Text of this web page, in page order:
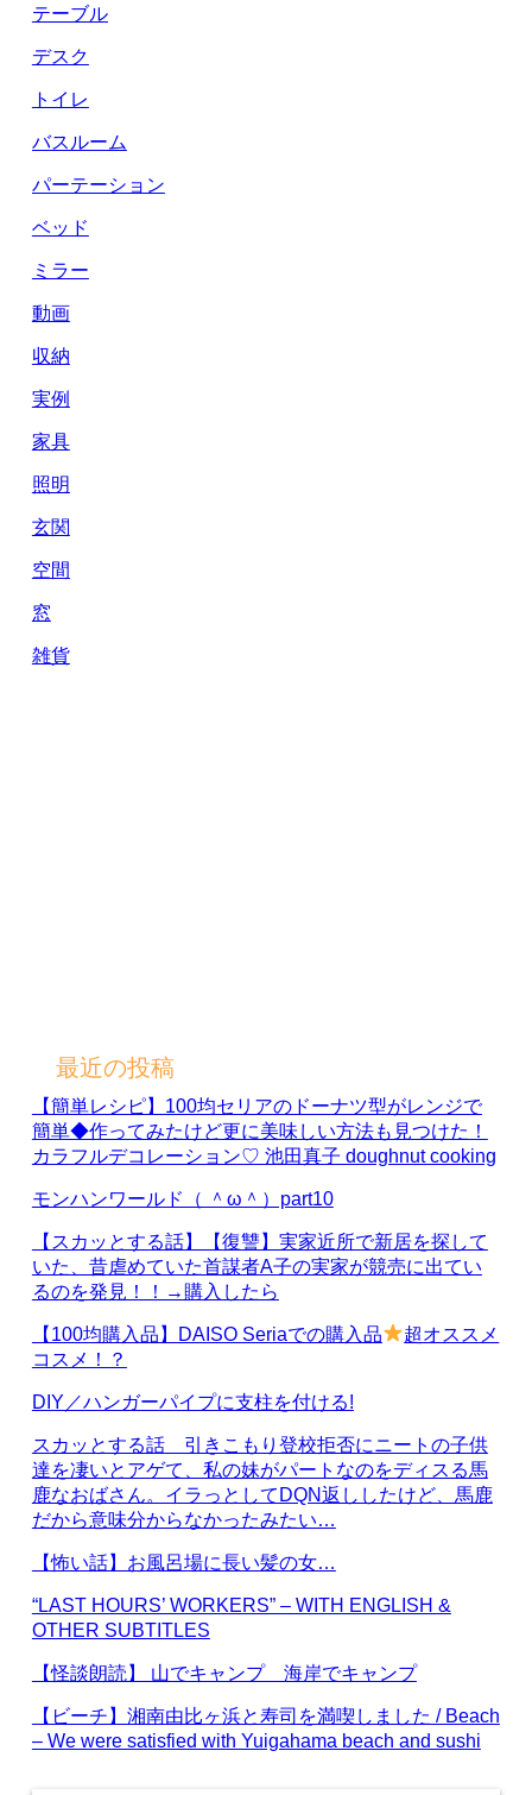
テーブル
デスク
トイレ
バスルーム
パーテーション
ベッド
ミラー
動画
収納
実例
家具
照明
玄関
空間
窓
雑貨
最近の投稿
【簡単レシピ】100均セリアのドーナツ型がレンジで
簡単◆作ってみたけど更に美味しい方法も見つけた！
カラフルデコレーション♡ 池田真子 doughnut cooking
モンハンワールド（ ＾ω＾）part10
【スカッとする話】【復讐】実家近所で新居を探して
いた、昔虐めていた首謀者A子の実家が競売に出てい
るのを発見！！→購入したら
【100均購入品】DAISO Seriaでの購入品
超オススメ
コスメ！？
DIY／ハンガーパイプに支柱を付ける!
スカッとする話 引きこもり登校拒否にニートの子供
達を凄いとアゲて、私の妹がパートなのをディスる馬
鹿なおばさん。イラっとしてDQN返ししたけど、馬鹿
だから意味分からなかったみたい…
【怖い話】お風呂場に長い髪の女…
“LAST HOURS’ WORKERS” – WITH ENGLISH &
OTHER SUBTITLES
【怪談朗読】 山でキャンプ 海岸でキャンプ
【ビーチ】湘南由比ヶ浜と寿司を満喫しました / Beach
– We were satisfied with Yuigahama beach and sushi